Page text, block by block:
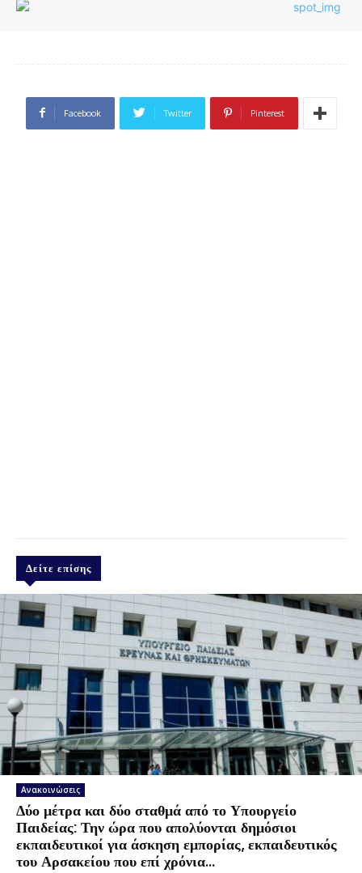
Facebook Twitter Pinterest
Δείτε επίσης
Ανακοινώσεις
Δύο μέτρα και δύο σταθμά από το Υπουργείο
Παιδείας: Την ώρα που απολύονται δημόσιοι
εκπαιδευτικοί για άσκηση εμπορίας, εκπαιδευτικός
του Αρσακείου που επί χρόνια...